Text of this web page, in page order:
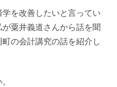
を改善したいと言ってい
粟井義道さんから話を聞
の会計講究の話を紹介し